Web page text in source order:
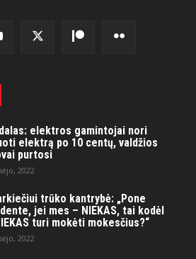
elektros gamintojai nori
elektrą po 10 centų, valdžios
purtosi
2022
trūko kantrybė: „Pone
jei mes – NIEKAS, tai kodėl
turi mokėti mokesčius?“
2022